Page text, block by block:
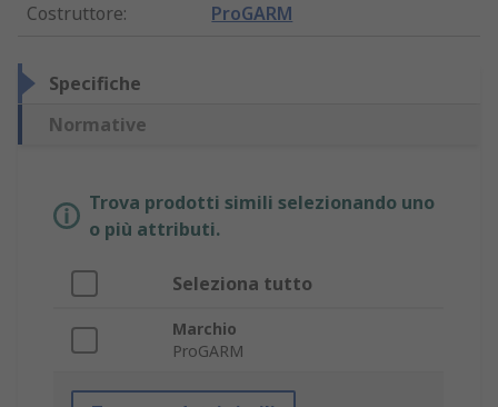
Costruttore: ProGARM
Specifiche
Normative
Trova prodotti simili selezionando uno
o più attributi.
Seleziona tutto
Marchio
ProGARM